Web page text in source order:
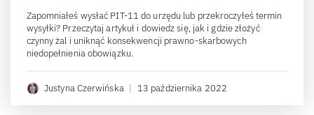
Zapomniałeś wysłać PIT-11 do urzędu lub przekroczyłeś termin
wysyłki? Przeczytaj artykuł i dowiedz się, jak i gdzie złożyć
czynny żal i uniknąć konsekwencji prawno-skarbowych
niedopełnienia obowiązku.
Justyna Czerwińska | 13 października 2022